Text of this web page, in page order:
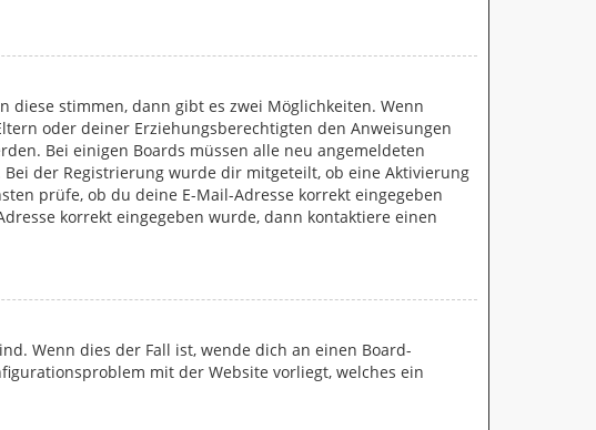
stimmen, dann gibt es zwei Möglichkeiten. Wenn
oder deiner Erziehungsberechtigten den Anweisungen
Bei einigen Boards müssen alle neu angemeldeten
der Registrierung wurde dir mitgeteilt, ob eine Aktivierung
prüfe, ob du deine E-Mail-Adresse korrekt eingegeben
korrekt eingegeben wurde, dann kontaktiere einen
Wenn dies der Fall ist, wende dich an einen Board-
mit der Website vorliegt, welches ein